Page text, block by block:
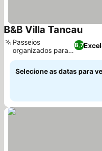
B&B Villa Tancau
8,7
Passeios
organizados para
você
Selecione as datas para